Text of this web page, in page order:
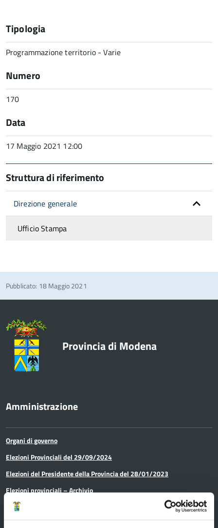
Tipologia
Programmazione territorio - Varie
Numero
170
Data
17 Maggio 2021 12:00
Struttura di riferimento
Direzione generale
Ufficio Stampa
Pubblicato: 18 Maggio 2021
Provincia di Modena
Amministrazione
Organi di governo
Elezioni Provinciali del 29/09/2024
Elezioni del Presidente della Provincia del 28/01/2023
Elezioni provinciali – Archivio
Atti generali
Uffici e orari